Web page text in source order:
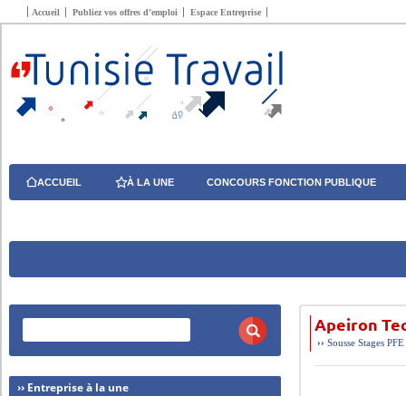
Accueil Publiez vos offres d’emploi Espace Entreprise
ACCUEIL À LA UNE CONCOURS FONCTION PUBLIQUE
Apeiron
››Sousse Stages PFE
›› Entreprise à la une